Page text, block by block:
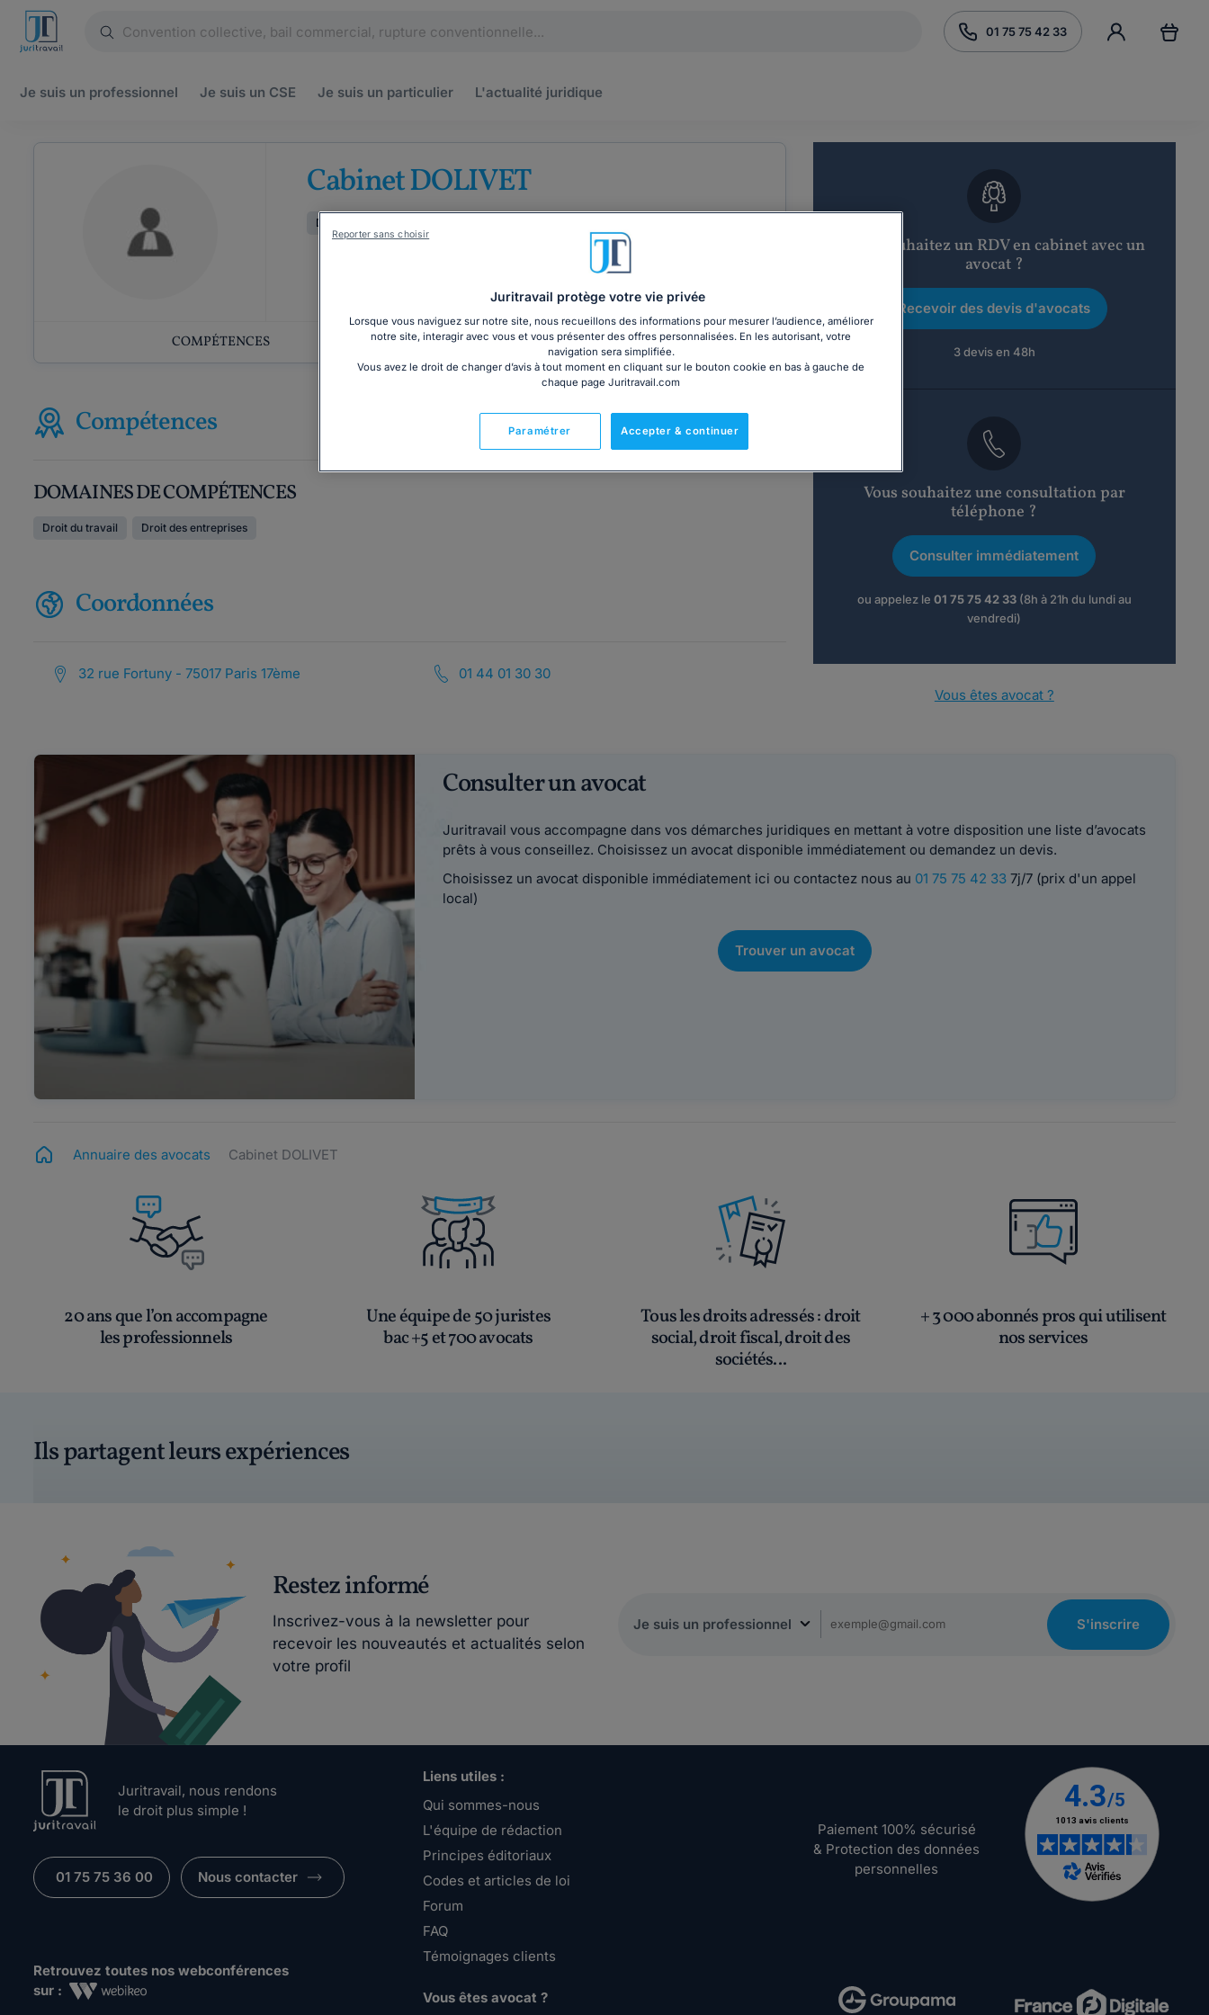
01 75 75 42 33
Je suis un professionnel Je suis un CSE Je suis un particulier L'actualité juridique
Cabinet DOLIVET
Droit des entreprises
COMPÉTENCES COORDONNÉES
Compétences
DOMAINES DE COMPÉTENCES
Droit du travail Droit des entreprises
Coordonnées
32 rue Fortuny - 75017 Paris 17ème 01 44 01 30 30
Vous souhaitez un RDV en cabinet avec un
avocat ?
Recevoir des devis d'avocats
3 devis en 48h
Vous souhaitez une consultation par
téléphone ?
Consulter immédiatement
ou appelez le 01 75 75 42 33(8h à 21h du lundi au
vendredi)
Vous êtes avocat ?
Consulter un avocat
Juritravail vous accompagne dans vos démarches juridiques en mettant à votre disposition une liste d’avocats
prêts à vous conseillez. Choisissez un avocat disponible immédiatement ou demandez un devis.
Choisissez un avocat disponible immédiatement ici ou contactez nous au 01 75 75 42 337j/7 (prix d'un appel
local)
Trouver un avocat
Annuaire des avocats Cabinet DOLIVET
20 ans que l’on accompagne
les professionnels
Une équipe de 50 juristes
bac +5 et 700 avocats
Tous les droits adressés: droit
social, droit fiscal, droit des
sociétés...
+ 3 000 abonnés pros qui utilisent
nos services
Ils partagent leurs expériences
Restez informé
Inscrivez-vous à la newsletter pour
recevoir les nouveautés et actualités selon
votre profil
S'inscrire
Juritravail, nous rendons
le droit plus simple !
01 75 75 36 00 Nous contacter
Retrouvez toutes nos webconférences
sur :
Liens utiles :
Qui sommes-nous
L'équipe de rédaction
Principes éditoriaux
Codes et articles de loi
Forum
FAQ
Témoignages clients
Vous êtes avocat ?
Paiement 100% sécurisé
& Protection des données
personnelles
Juritravail protège votre vie privée
Lorsque vous naviguez sur notre site, nous recueillons des informations pour mesurer l’audience, améliorer
notre site, interagir avec vous et vous présenter des offres personnalisées. En les autorisant, votre
navigation sera simplifiée.
Vous avez le droit de changer d’avis à tout moment en cliquant sur le bouton cookie en bas à gauche de
chaque page Juritravail.com
Accepter & continuer
Paramétrer
Reporter sans choisir